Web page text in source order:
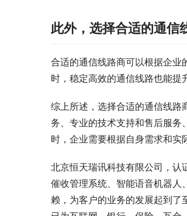
此外，选择合适的通信
合适的通信线路商可以根据企业
时，稳定高效的通信线路也能提
综上所述，选择合适的通信线路
务、专业的技术支持和售后服务
时，企业需要根据自身需求和实
北京恒天瑞讯科技有限公司，认
催收管理系统、智能语音机器人
赖，为客户的业务的发展起到了